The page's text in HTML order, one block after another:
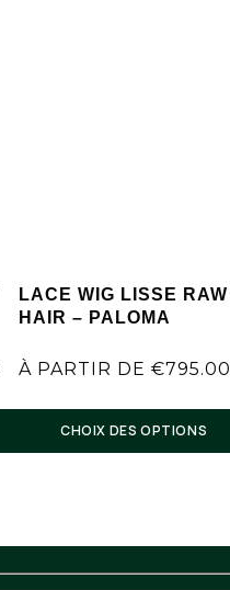
Instagram
LACE WIG LISSE RAW
HAIR – PALOMA
À PARTIR DE€795.00
CHOIX DES OPTIONS